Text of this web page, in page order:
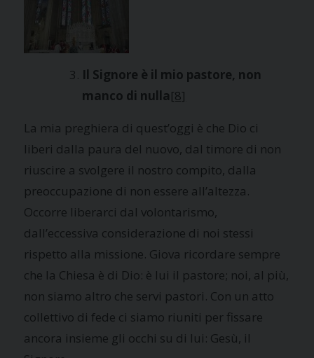
Il Signore è il mio pastore, non
manco di nulla[8]
La mia preghiera di quest’oggi è che Dio ci
liberi dalla paura del nuovo, dal timore di non
riuscire a svolgere il nostro compito, dalla
preoccupazione di non essere all’altezza.
Occorre liberarci dal volontarismo,
dall’eccessiva considerazione di noi stessi
rispetto alla missione. Giova ricordare sempre
che la Chiesa è di Dio: è lui il pastore; noi, al più,
non siamo altro che servi pastori. Con un atto
collettivo di fede ci siamo riuniti per fissare
ancora insieme gli occhi su di lui: Gesù, il